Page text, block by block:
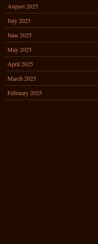
August 2025
July 2025
June 2025
May 2025
April 2025
March 2025
February 2025